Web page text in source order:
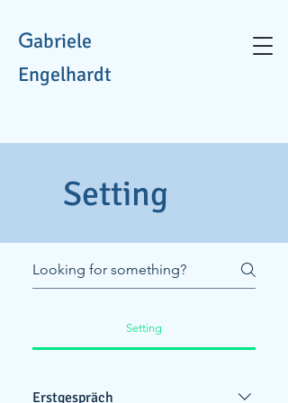
Gabriele
Engelhardt
Setting
Setting
Erstgespräch